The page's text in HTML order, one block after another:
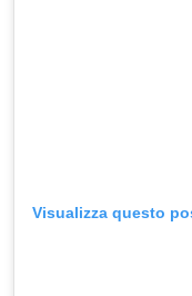
Visualizza questo